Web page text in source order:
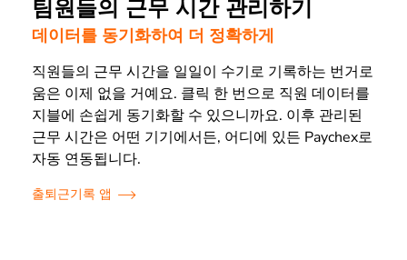
팀원들의 근무 시간 관리하기
데이터를 동기화하여 더 정확하게
직원들의 근무 시간을 일일이 수기로 기록하는 번거로
움은 이제 없을 거예요. 클릭 한 번으로 직원 데이터를
지블에 손쉽게 동기화할 수 있으니까요. 이후 관리된
근무 시간은 어떤 기기에서든, 어디에 있든 Paychex로
자동 연동됩니다.
출퇴근기록 앱